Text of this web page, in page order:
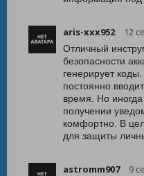
aris-xxx952 12
Отличный
безопасности
генерирует
постоянно
время. Но
получении
комфортно. В
для защиты
astromm907 9